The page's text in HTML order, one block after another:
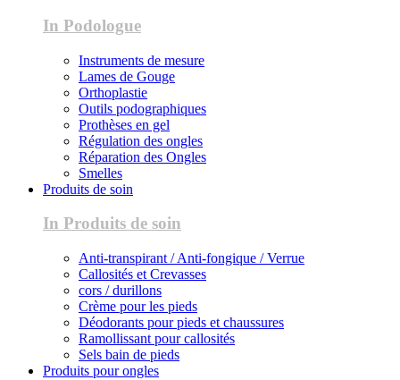
In Podologue
Instruments de mesure
Lames de Gouge
Orthoplastie
Outils podographiques
Prothèses en gel
Régulation des ongles
Réparation des Ongles
Smelles
Produits de soin
In Produits de soin
Anti-transpirant / Anti-fongique / Verrue
Callosités et Crevasses
cors / durillons
Crème pour les pieds
Déodorants pour pieds et chaussures
Ramollissant pour callosités
Sels bain de pieds
Produits pour ongles